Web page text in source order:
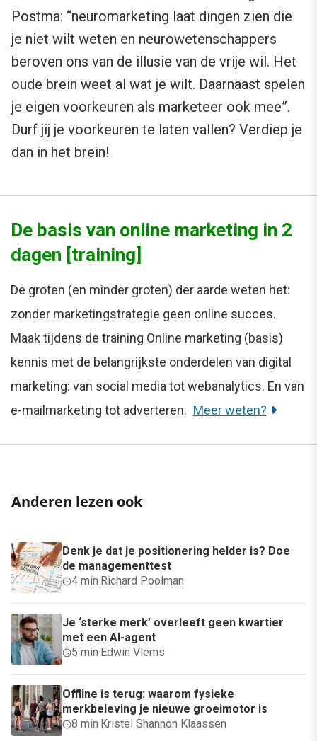
Postma: “neuromarketing laat dingen zien die
je niet wilt weten en neurowetenschappers
beroven ons van de illusie van de vrije wil. Het
oude brein weet al wat je wilt. Daarnaast spelen
je eigen voorkeuren als marketeer ook mee”.
Durf jij je voorkeuren te laten vallen? Verdiep je
dan in het brein!
De basis van online marketing in 2
dagen [training]
De groten (en minder groten) der aarde weten het:
zonder marketingstrategie geen online succes.
Maak tijdens de training Online marketing (basis)
kennis met de belangrijkste onderdelen van digital
marketing: van social media tot webanalytics. En van
e-mailmarketing tot adverteren. Meer weten?
Anderen lezen ook
Denk je dat je positionering helder is? Doe
de managementtest
4 min· Richard Poolman
Je ‘sterke merk’ overleeft geen kwartier
met een AI-agent
5 min· Edwin Vlems
Offline is terug: waarom fysieke
merkbeleving je nieuwe groeimotor is
8 min· Kristel Shannon Klaassen